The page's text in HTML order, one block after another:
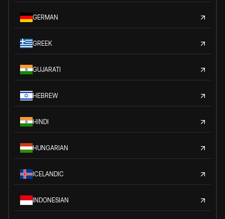
GERMAN
GREEK
GUJARATI
HEBREW
HINDI
HUNGARIAN
ICELANDIC
INDONESIAN